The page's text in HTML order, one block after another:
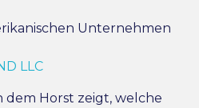
Unternehmen
LLC
dem Horst zeigt, welche